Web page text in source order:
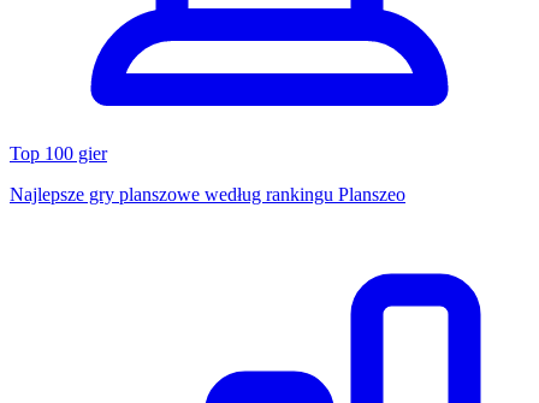
Top 100 gier
Najlepsze gry planszowe według rankingu Planszeo